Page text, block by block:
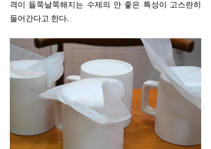
격이 들쭉날쭉해지는 수제의 안 좋은 특성이 고스란히
들어간다고 한다.